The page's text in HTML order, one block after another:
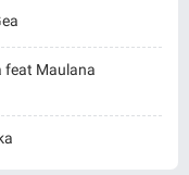
feat Maulana